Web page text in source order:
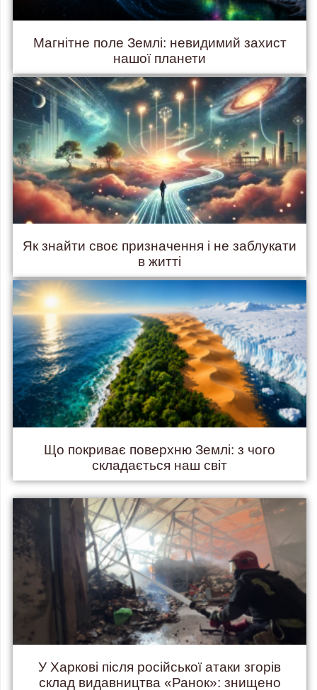
Магнітне поле Землі: невидимий захист
нашої планети
Як знайти своє призначення і не заблукати
в житті
Що покриває поверхню Землі: з чого
складається наш світ
У Харкові після російської атаки згорів
склад видавництва «Ранок»: знищено